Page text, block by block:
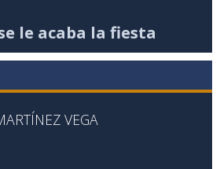
le acaba la fiesta
VEGA